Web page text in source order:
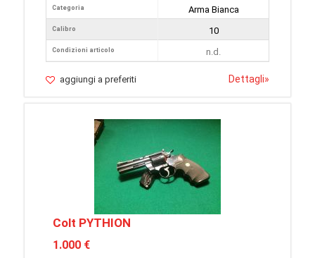
Categoria
Calibro
Condizioni articolo
Arma Bianca
10
n.d.
aggiungi a preferiti Dettagli»
Colt PYTHION
1.000 €